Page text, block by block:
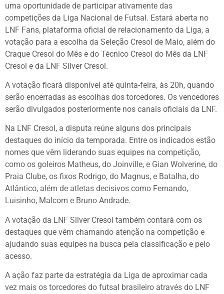
uma oportunidade de participar ativamente das
competições da Liga Nacional de Futsal. Estará aberta no
LNF Fans, plataforma oficial de relacionamento da Liga, a
votação para a escolha da Seleção Cresol de Maio, além do
Craque Cresol do Mês e do Técnico Cresol do Mês da LNF
Cresol e da LNF Silver Cresol.
A votação ficará disponível até quinta-feira, às 20h, quando
serão encerradas as escolhas dos torcedores. Os vencedores
serão divulgados posteriormente nos canais oficiais da LNF.
Na LNF Cresol, a disputa reúne alguns dos principais
destaques do início da temporada. Entre os indicados estão
nomes que vêm liderando suas equipes na competição,
como os goleiros Matheus, do Joinville, e Gian Wolverine, do
Praia Clube, os fixos Rodrigo, do Magnus, e Batalha, do
Atlântico, além de atletas decisivos como Fernando,
Luisinho, Malcom e Bruno Andrade.
A votação da LNF Silver Cresol também contará com os
destaques que vêm chamando atenção na competição e
ajudando suas equipes na busca pela classificação e pelo
acesso.
A ação faz parte da estratégia da Liga de aproximar cada
vez mais os torcedores do futsal brasileiro através do LNF